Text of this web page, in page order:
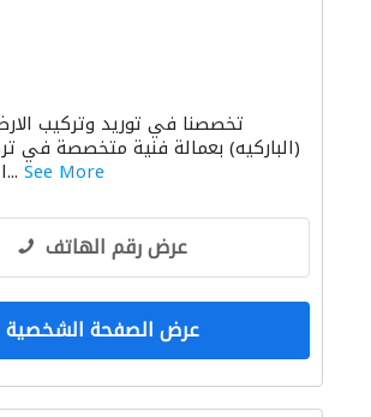
تخصصنا في توريد وتركيب
(الباركيه) بعمالة فنية متخصصة في
الخشبية، ومن... See More
عرض رقم الهاتف
عرض الصفحة الشخصية